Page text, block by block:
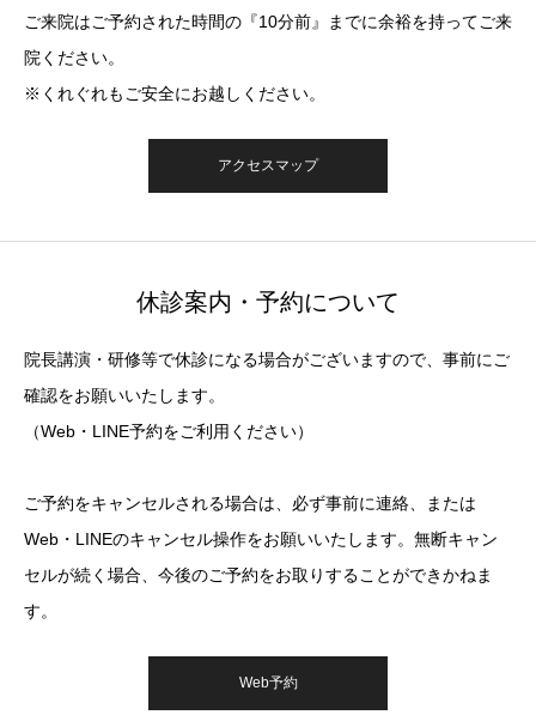
ご来院はご予約された時間の『10分前』までに余裕を持ってご来
院ください。
※くれぐれもご安全にお越しください。
アクセスマップ
休診案内・予約について
院長講演・研修等で休診になる場合がございますので、事前にご
確認をお願いいたします。
（Web・LINE予約をご利用ください）
ご予約をキャンセルされる場合は、必ず事前に連絡、または
Web・LINEのキャンセル操作をお願いいたします。無断キャン
セルが続く場合、今後のご予約をお取りすることができかねま
す。
Web予約